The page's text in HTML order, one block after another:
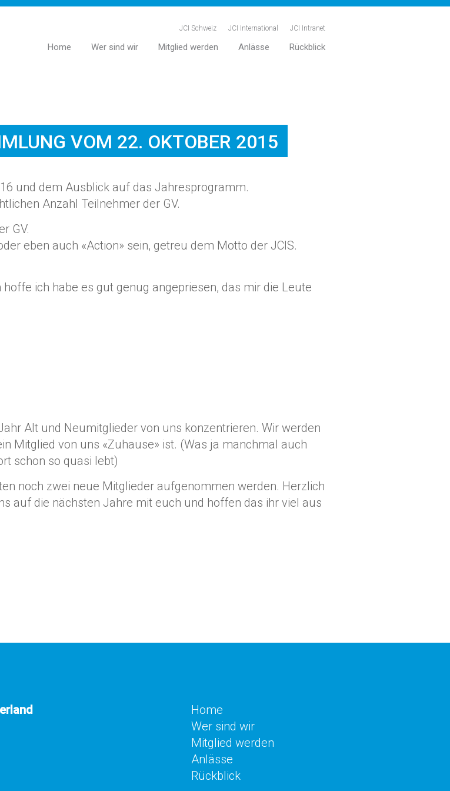
JCI Schweiz JCI International JCI Intranet
Home Wer sind wir Mitglied werden Anlässe Rückblick
VOM 22. OKTOBER 2015
und dem Ausblick auf das Jahresprogramm.
Anzahl Teilnehmer der GV.
GV.
eben auch «Action» sein, getreu dem Motto der JCIS.
ich habe es gut genug angepriesen, das mir die Leute
Alt und Neumitglieder von uns konzentrieren. Wir werden
Mitglied von uns «Zuhause» ist. (Was ja manchmal auch
schon so quasi lebt)
noch zwei neue Mitglieder aufgenommen werden. Herzlich
auf die nächsten Jahre mit euch und hoffen das ihr viel aus
Home
Wer sind wir
Mitglied werden
Anlässe
Rückblick